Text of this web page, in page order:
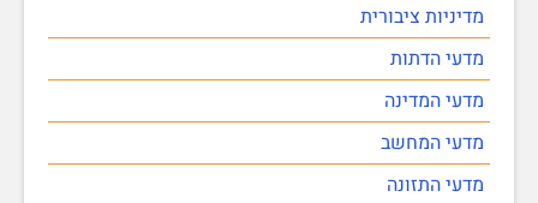
מדיניות ציבורית
מדעי הדתות
מדעי המדינה
מדעי המחשב
מדעי התזונה